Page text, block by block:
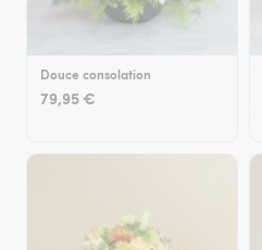
Douce consolation
79,95 €